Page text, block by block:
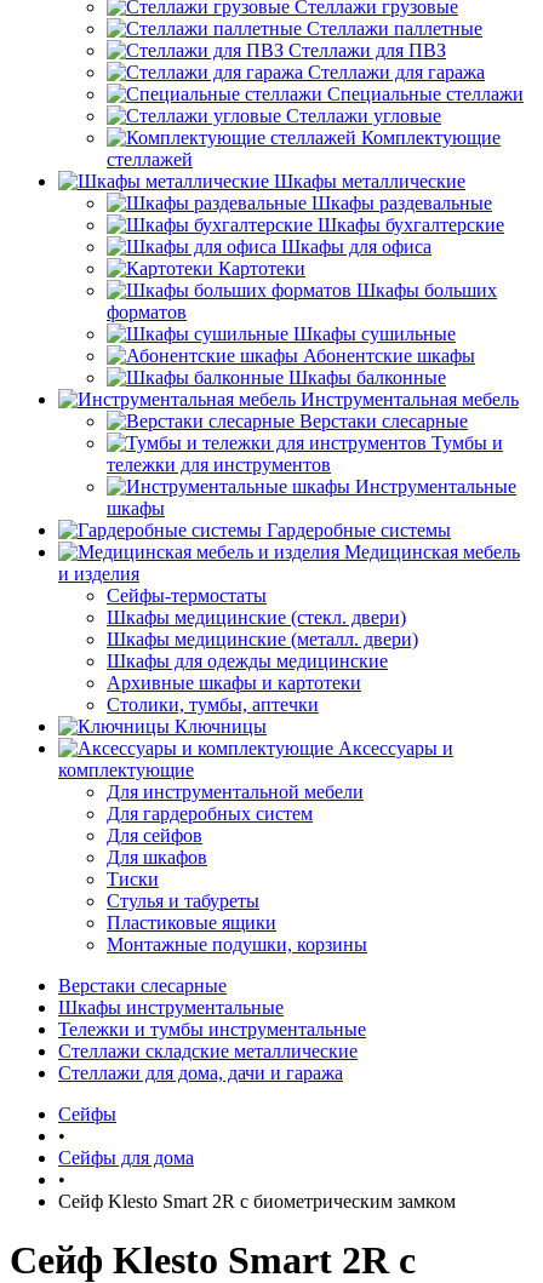
Стеллажи грузовые
Стеллажи паллетные
Стеллажи для ПВЗ
Стеллажи для гаража
Специальные стеллажи
Стеллажи угловые
Комплектующие
стеллажей
Шкафы металлические
Шкафы раздевальные
Шкафы бухгалтерские
Шкафы для офиса
Картотеки
Шкафы больших
форматов
Шкафы сушильные
Абонентские шкафы
Шкафы балконные
Инструментальная мебель
Верстаки слесарные
Тумбы и
тележки для инструментов
Инструментальные
шкафы
Гардеробные системы
Медицинская мебель
и изделия
Сейфы-термостаты
Шкафы медицинские (стекл. двери)
Шкафы медицинские (металл. двери)
Шкафы для одежды медицинские
Архивные шкафы и картотеки
Столики, тумбы, аптечки
Ключницы
Аксессуары и
комплектующие
Для инструментальной мебели
Для гардеробных систем
Для сейфов
Для шкафов
Тиски
Стулья и табуреты
Пластиковые ящики
Монтажные подушки, корзины
Верстаки слесарные
Шкафы инструментальные
Тележки и тумбы инструментальные
Стеллажи складские металлические
Стеллажи для дома, дачи и гаража
Сейфы
•
Сейфы для дома
•
Сейф Klesto Smart 2R с биометрическим замком
Сейф Klesto Smart 2R с